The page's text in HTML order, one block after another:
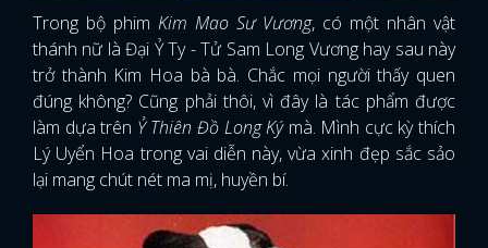
Trong bộ phim Kim Mao Sư Vương, có một nhân vật
thánh nữ là Đại Ỷ Ty - Tử Sam Long Vương hay sau này
trở thành Kim Hoa bà bà. Chắc mọi người thấy quen
đúng không? Cũng phải thôi, vì đây là tác phẩm được
làm dựa trên Ỷ Thiên Đồ Long Ký mà. Mình cực kỳ thích
Lý Uyển Hoa trong vai diễn này, vừa xinh đẹp sắc sảo
lại mang chút nét ma mị, huyền bí.